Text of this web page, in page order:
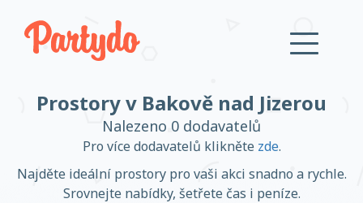
Přihlásit se
Založit účet
Prostory v Bakově nad Jizerou
Nalezeno 0 dodavatelů
Pro více dodavatelů klikněte zde.
Najděte ideální prostory pro vaši akci snadno a rychle.
Srovnejte nabídky, šetřete čas i peníze.